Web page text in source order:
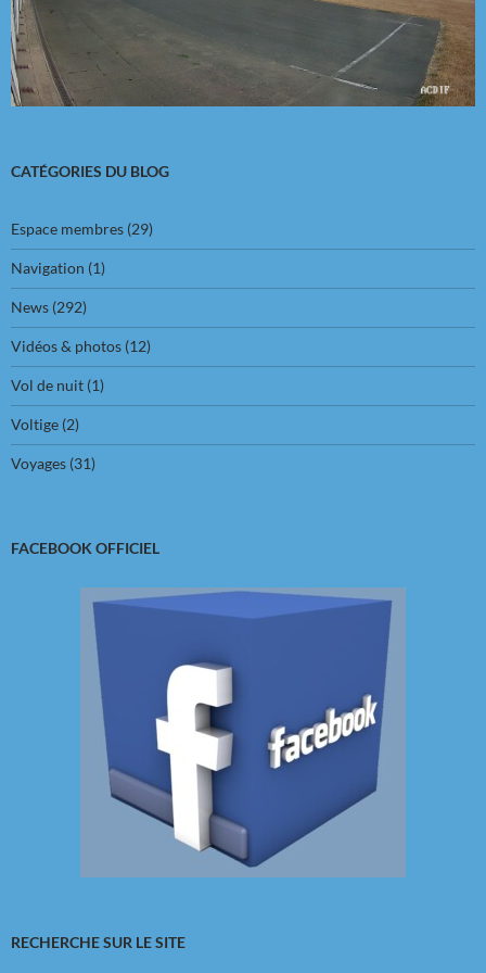
CATÉGORIES DU BLOG
Espace membres (29)
Navigation (1)
News (292)
Vidéos & photos (12)
Vol de nuit (1)
Voltige (2)
Voyages (31)
FACEBOOK OFFICIEL
RECHERCHE SUR LE SITE